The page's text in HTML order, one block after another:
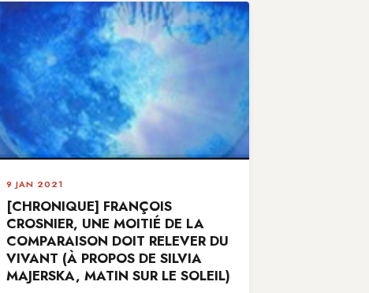
9 JAN 2021
[CHRONIQUE] FRANÇOIS
CROSNIER, UNE MOITIÉ DE LA
COMPARAISON DOIT RELEVER DU
VIVANT (À PROPOS DE SILVIA
MAJERSKA, MATIN SUR LE SOLEIL)